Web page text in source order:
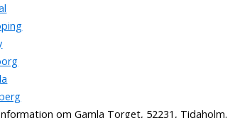
om Gamla Torget, 52231, Tidaholm.